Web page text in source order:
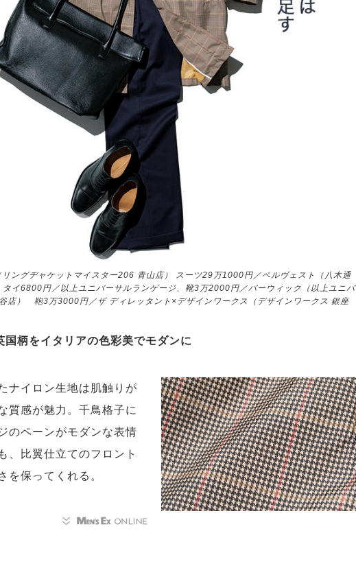
ングヂャケットマイスター206 青山店） スーツ29万1000円／ベルヴェスト（八木通
イ6800円／以上ユニバーサルランゲージ、靴3万2000円／バーウィック（以上ユニバ
店） 鞄3万3000円／ザ ディレッタント×デザインワークス（デザインワークス 銀座
国柄をイタリアの色彩美でモダンに
ナイロン生地は肌触りが
質感が魅力。千鳥格子に
のペーンがモダンな表情
、比翼仕立てのフロント
を保ってくれる。